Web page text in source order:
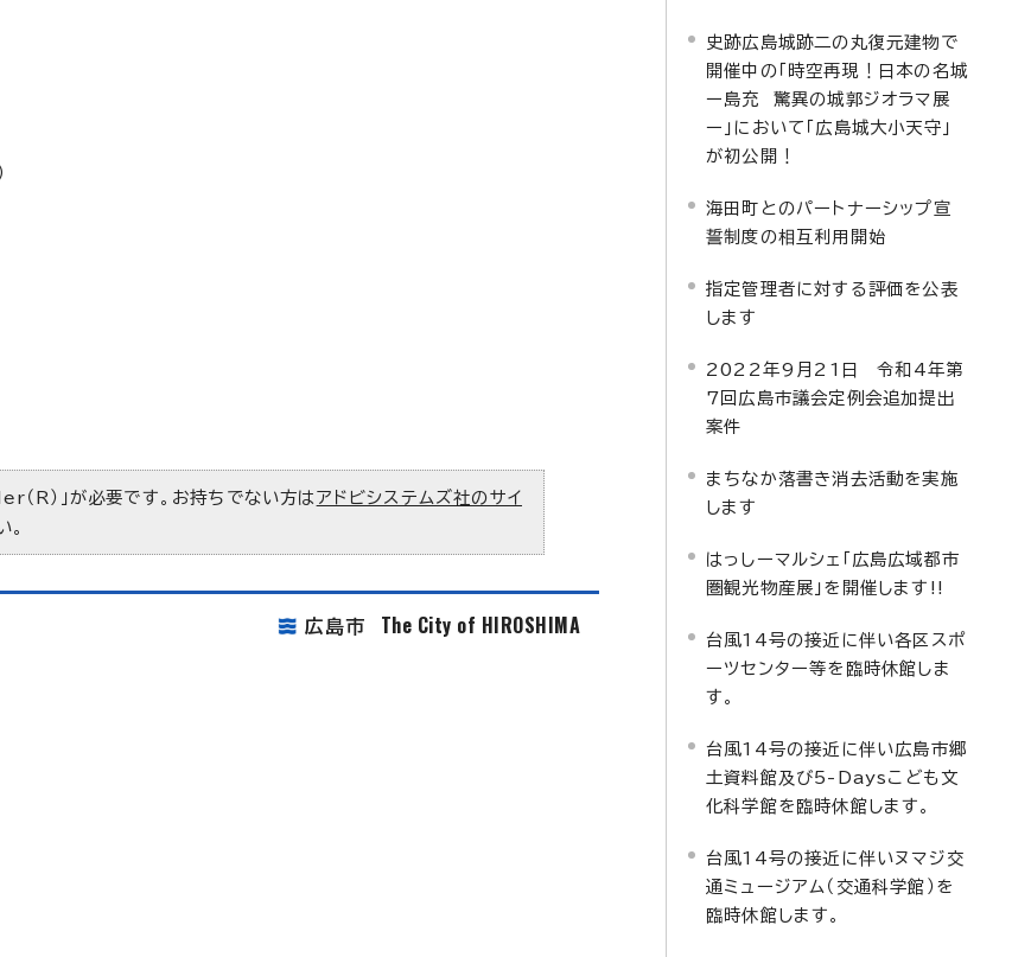
R）」が必要です。お持ちでない方は アドビシステムズ社のサイ
。
広島市 The City of HIROSHIMA
史跡広島城跡二の丸復元建物で
開催中の「時空再現！日本の名城
ー島充 驚異の城郭ジオラマ展
ー」において「広島城大小天守」
が初公開！
海田町とのパートナーシップ宣
誓制度の相互利用開始
指定管理者に対する評価を公表
します
2022年9月21日 令和4年第
7回広島市議会定例会追加提出
案件
まちなか落書き消去活動を実施
します
はっしーマルシェ「広島広域都市
圏観光物産展」を開催します!!
台風14号の接近に伴い各区スポ
ーツセンター等を臨時休館しま
す。
台風14号の接近に伴い広島市郷
土資料館及び5-Daysこども文
化科学館を臨時休館します。
台風14号の接近に伴いヌマジ交
通ミュージアム（交通科学館）を
臨時休館します。